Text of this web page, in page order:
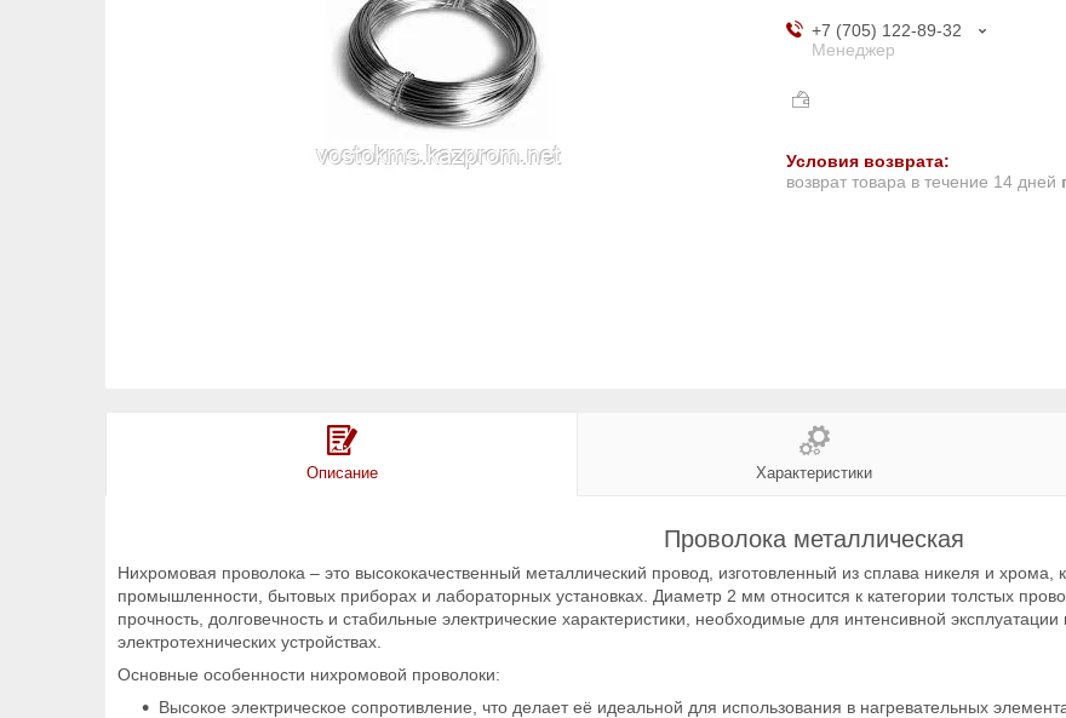
+7 (705) 122-89-32
Менеджер
возврат товара в течение 14 дней
Описание Характеристики
Проволока металлическая
Нихромовая проволока – это высококачественный металлический провод, изготовленный из сплава никеля и хрома,
промышленности, бытовых приборах и лабораторных установках. Диаметр 2 мм относится к категории толстых
прочность, долговечность и стабильные электрические характеристики, необходимые для интенсивной
электротехнических устройствах.
Основные особенности нихромовой проволоки:
Высокое электрическое сопротивление, что делает её идеальной для использования в нагревательных